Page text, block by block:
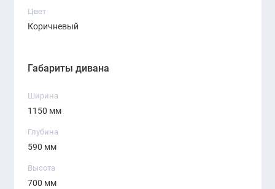
Цвет
Коричневый
Габариты дивана
Ширина
1150 мм
Глубина
590 мм
Высота
700 мм